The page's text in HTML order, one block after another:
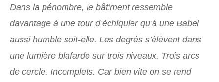
Dans la pénombre, le bâtiment ressemble
davantage à une tour d’échiquier qu’à une Babel
aussi humble soit-elle. Les degrés s’élèvent dans
une lumière blafarde sur trois niveaux. Trois arcs
de cercle. Incomplets. Car bien vite on se rend